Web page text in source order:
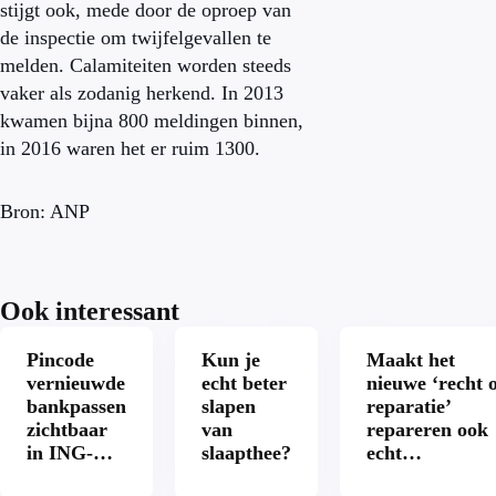
stijgt ook, mede door de oproep van
de inspectie om twijfelgevallen te
melden. Calamiteiten worden steeds
vaker als zodanig herkend. In 2013
kwamen bijna 800 meldingen binnen,
in 2016 waren het er ruim 1300.
Bron: ANP
Ook interessant
Pincode
vernieuwde
bankpassen
zichtbaar
in ING-
Kun je
echt beter
slapen
van
slaapthee?
Maakt het
nieuwe ‘recht
reparatie’
repareren ook
echt